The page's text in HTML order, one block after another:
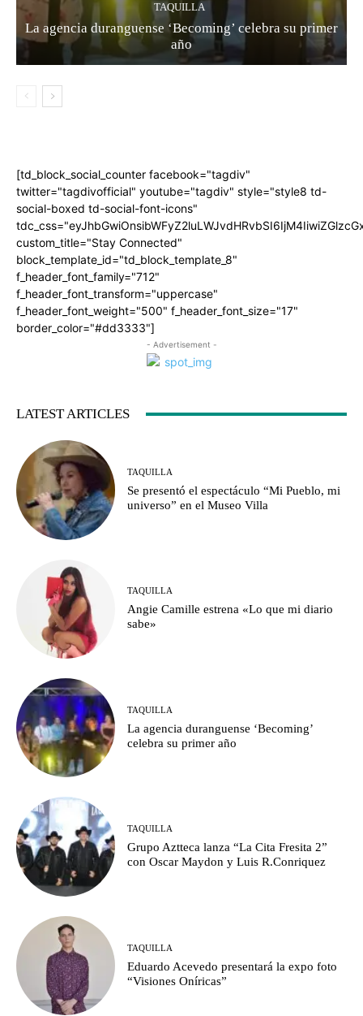
TAQUILLA
La agencia duranguense ‘Becoming’ celebra su primer
año
[td_block_social_counter facebook="tagdiv"
twitter="tagdivofficial" youtube="tagdiv" style="style8 td-
social-boxed td-social-font-icons"
custom_title="Stay Connected"
block_template_id="td_block_template_8"
f_header_font_family="712"
f_header_font_transform="uppercase"
f_header_font_weight="500" f_header_font_size="17"
border_color="#dd3333"]
- Advertisement -
LATEST ARTICLES
TAQUILLA
Se presentó el espectáculo “Mi Pueblo, mi
universo” en el Museo Villa
TAQUILLA
Angie Camille estrena «Lo que mi diario
sabe»
TAQUILLA
La agencia duranguense ‘Becoming’
celebra su primer año
TAQUILLA
Grupo Aztteca lanza “La Cita Fresita 2”
con Oscar Maydon y Luis R.Conriquez
TAQUILLA
Eduardo Acevedo presentará la expo foto
“Visiones Oníricas”